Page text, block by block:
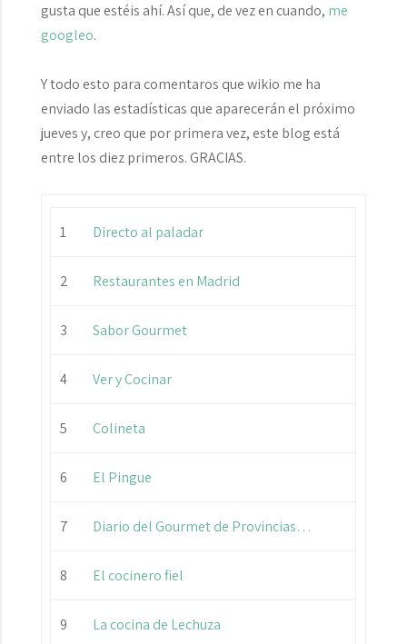
gusta que estéis ahí. Así que, de vez en cuando, me
googleo.
Y todo esto para comentaros que wikio me ha
enviado las estadísticas que aparecerán el próximo
jueves y, creo que por primera vez, este blog está
entre los diez primeros. GRACIAS.
1 Directo al paladar
2 Restaurantes en Madrid
3 Sabor Gourmet
4 Ver y Cocinar
5 Colineta
6 El Pingue
7 Diario del Gourmet de Provincias…
8 El cocinero fiel
9 La cocina de Lechuza